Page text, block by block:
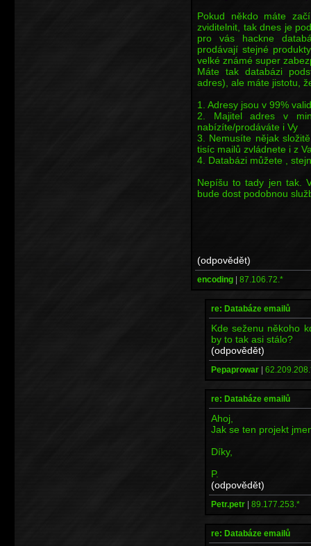
Pokud někdo máte
zviditelnit, tak dnes je
pro vás hackne
prodávají stejné
velké známé super
Máte tak databázi
adres), ale máte jistotu,
1. Adresy jsou v 99%
2. Majitel adres v
nabízíte/prodáváte i Vy
3. Nemusíte nějak
tisíc mailů zvládnete i z
4. Databázi můžete ,
Nepíšu to tady jen tak.
bude dost podobnou
(odpovědět)
encoding | 87.106.72.*
re: Databáze emailů
Kde seženu někoho
by to tak asi stálo?
(odpovědět)
Pepaprowar |
re: Databáze emailů
Ahoj,
Jak se ten projekt
Díky,
P.
(odpovědět)
Petr.petr | 89.177.253.*
re: Databáze emailů